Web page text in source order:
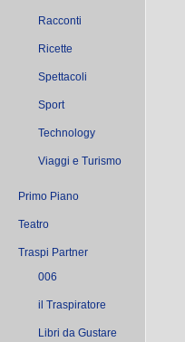
Racconti
Ricette
Spettacoli
Sport
Technology
Viaggi e Turismo
Primo Piano
Teatro
Traspi Partner
006
il Traspiratore
Libri da Gustare